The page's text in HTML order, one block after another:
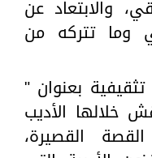
والابتعاد عن
وما تتركه من
بعنوان "
خلالها الأديب
القصيرة،